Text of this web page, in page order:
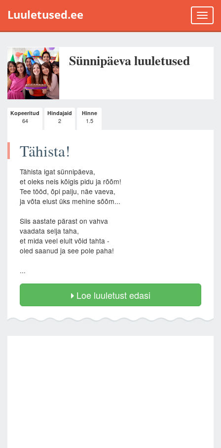
Luuletused.ee
Toggle
Sünnipäeva luuletused
Kopeeritud
64
Hindajaid
2
Hinne
1.5
Tähista!
Tähista igat sünnipäeva,
et oleks neis kõigis pidu ja rõõm!
Tee tööd, õpi palju, näe vaeva,
ja võta elust üks mehine sõõm...
Siis aastate pärast on vahva
vaadata selja taha,
et mida veel elult võid tahta -
oled saanud ja see pole paha!
...
Loe luuletust edasi